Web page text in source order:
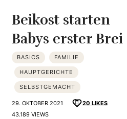
Beikost starten
Babys erster Brei
BASICS FAMILIE
HAUPTGERICHTE
SELBSTGEMACHT
29. OKTOBER 2021 20 LIKES
43.189 VIEWS